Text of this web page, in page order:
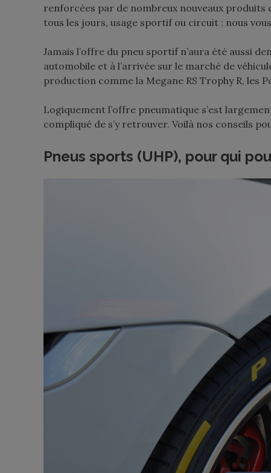
renforcées par de nombreux nouveaux produits
tous les jours, usage sportif ou circuit : nous
Jamais l’offre du pneu sportif n’aura été aussi
automobile et à l’arrivée sur le marché de
production comme la Megane RS Trophy R, les
Logiquement l’offre pneumatique s’est
compliqué de s’y retrouver. Voilà nos conseils
Pneus sports (UHP), pour qui